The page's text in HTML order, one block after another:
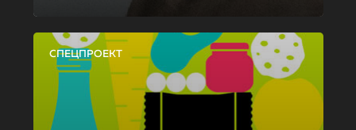
СПЕЦПРОЕКТ